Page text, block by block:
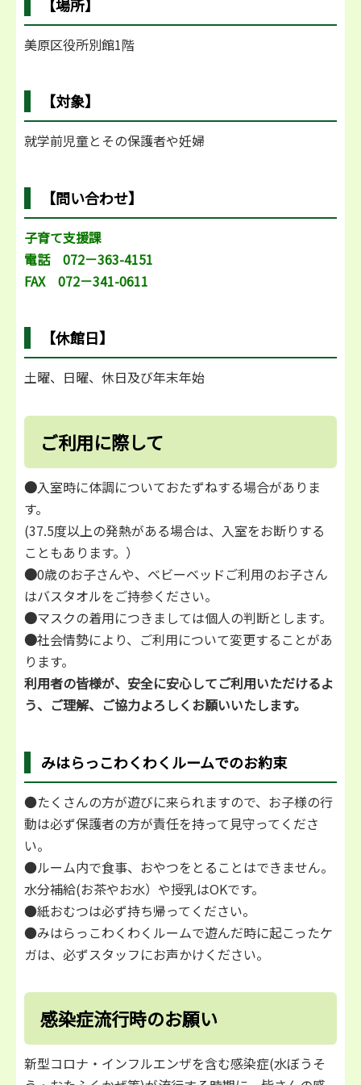
【場所】
美原区役所別館1階
【対象】
就学前児童とその保護者や妊婦
【問い合わせ】
子育て支援課
電話 072－363-4151
FAX 072－341-0611
【休館日】
土曜、日曜、休日及び年末年始
ご利用に際して
●入室時に体調についておたずねする場合がありま
す。
(37.5度以上の発熱がある場合は、入室をお断りする
こともあります。）
●0歳のお子さんや、ベビーベッドご利用のお子さん
はバスタオルをご持参ください。
●マスクの着用につきましては個人の判断とします。
●社会情勢により、ご利用について変更することがあ
ります。
利用者の皆様が、安全に安心してご利用いただけるよ
う、ご理解、ご協力よろしくお願いいたします。
みはらっこわくわくルームでのお約束
●たくさんの方が遊びに来られますので、お子様の行
動は必ず保護者の方が責任を持って見守ってくださ
い。
●ルーム内で食事、おやつをとることはできません。
水分補給(お茶やお水）や授乳はOKです。
●紙おむつは必ず持ち帰ってください。
●みはらっこわくわくルームで遊んだ時に起こったケ
ガは、必ずスタッフにお声かけください。
感染症流行時のお願い
新型コロナ・インフルエンザを含む感染症(水ぼうそ